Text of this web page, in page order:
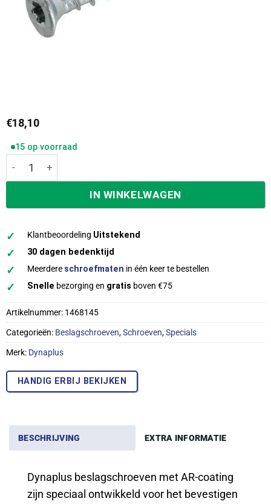
€18,10
15 op voorraad
Dynaplus beslagschroeven torx t-20 4,5 x 40 mm kleine
IN WINKELWAGEN
✓ Klantbeoordeling Uitstekend
✓ 30 dagen bedenktijd
✓ Meerdere schroefmaten in één keer te bestellen
✓ Snelle bezorging en gratis boven €75
Artikelnummer: 1468145
Categorieën: Beslagschroeven,Schroeven,Specials
Merk: Dynaplus
HANDIG ERBIJ BEKIJKEN
BESCHRIJVING EXTRA INFORMATIE
Dynaplus beslagschroeven met AR-coating
zijn speciaal ontwikkeld voor het bevestigen